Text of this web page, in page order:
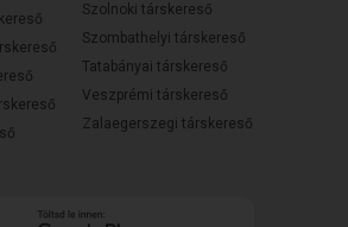
Szolnoki társkereső
Szombathelyi társkereső
Tatabányai társkereső
Veszprémi társkereső
Zalaegerszegi társkereső